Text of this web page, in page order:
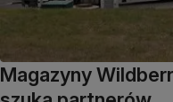
Magazyny